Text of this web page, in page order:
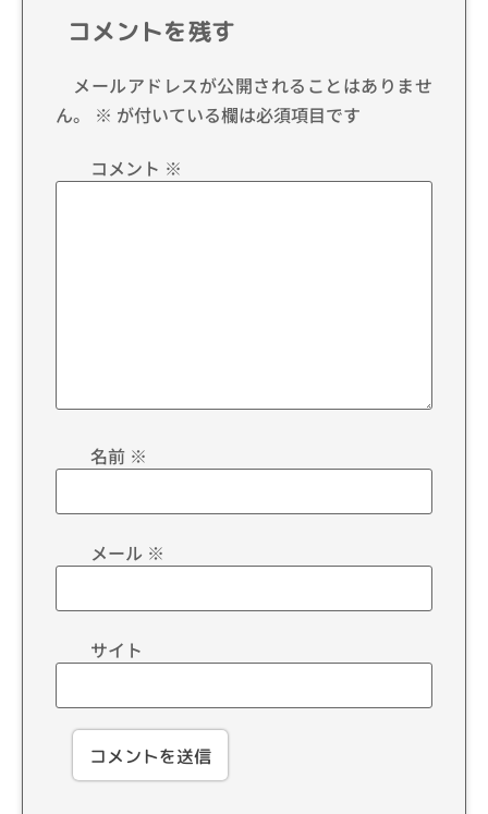
コメントを残す
メールアドレスが公開されることはありませ
ん。
※ が付いている欄は必須項目です
コメント ※
名前 ※
メール ※
サイト